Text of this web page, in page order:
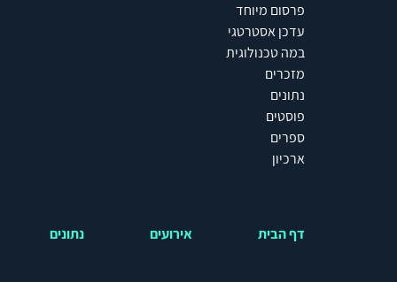
פרסום מיוחד
עדכן אסטרטגי
במה טכנולוגית
מזכרים
נתונים
פוסטים
ספרים
ארכיון
דף הבית אירועים נתונים